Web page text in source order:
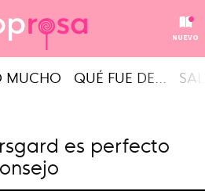
NUEVO
MUCHO QUÉ FUE DE...
es perfecto